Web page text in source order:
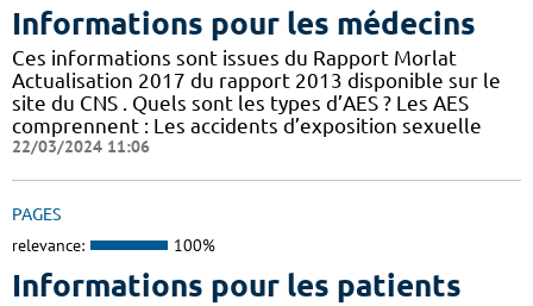
Informations pour les médecins
Ces informations sont issues du Rapport Morlat
Actualisation 2017 du rapport 2013 disponible sur le
site du CNS . Quels sont les types d’AES ? Les AES
comprennent : Les accidents d’exposition sexuelle
22/03/2024 11:06
PAGES
relevance: 100%
Informations pour les patients